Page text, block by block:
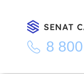
8
Главная Каталог/Kia
2WD